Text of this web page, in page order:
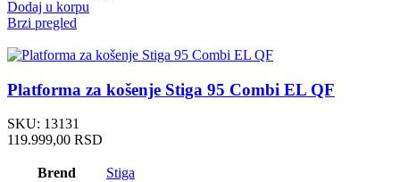
Dodaj u korpu
Brzi pregled
Platforma za košenje Stiga 95 Combi EL QF
SKU: 13131
119.999,00 RSD
Brend Stiga